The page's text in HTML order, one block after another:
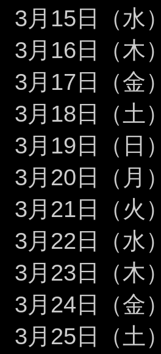
3月15日（水
3月16日（木
3月17日（金
3月18日（土
3月19日（日
3月20日（月
3月21日（火
3月22日（水
3月23日（木
3月24日（金
3月25日（土